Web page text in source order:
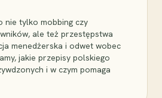
nie tylko mobbing czy
ale też przestępstwa
menedżerska i odwet wobec
jakie przepisy polskiego
i w czym pomaga